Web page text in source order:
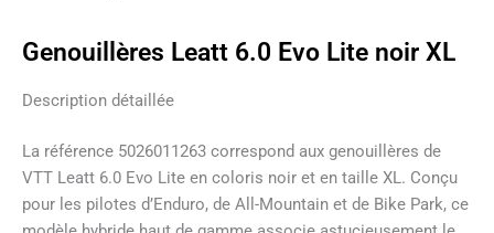
Genouillères Leatt 6.0 Evo Lite noir XL
Description détaillée
La référence 5026011263 correspond aux genouillères de
VTT Leatt 6.0 Evo Lite en coloris noir et en taille XL. Conçu
pour les pilotes d’Enduro, de All-Mountain et de Bike Park, ce